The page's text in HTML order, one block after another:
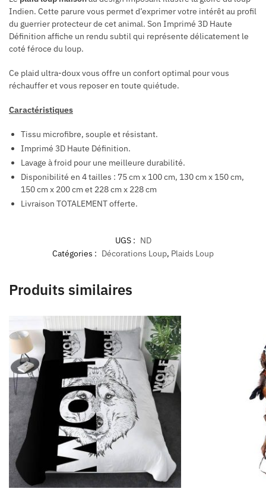
Indien. Cette parure vous permet d’exprimer votre intérêt au profil
du guerrier protecteur de cet animal. Son Imprimé 3D Haute
Définition affiche un rendu subtil qui représente délicatement le
coté féroce du loup.
Ce plaid ultra-doux vous offre un confort optimal pour vous
réchauffer et vous reposer en toute quiétude.
Caractéristiques
Tissu microfibre, souple et résistant.
Imprimé 3D Haute Définition.
Lavage à froid pour une meilleure durabilité.
Disponibilité en 4 tailles : 75 cm x 100 cm, 130 cm x 150 cm,
150 cm x 200 cm et 228 cm x 228 cm
Livraison TOTALEMENT offerte.
UGS : ND
Catégories : Décorations Loup, Plaids Loup
Produits similaires